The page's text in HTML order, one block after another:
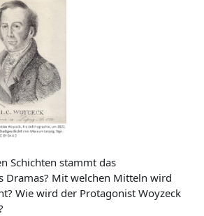
Schichten stammt das
Dramas? Mit welchen Mitteln wird
Wie wird der Protagonist Woyzeck